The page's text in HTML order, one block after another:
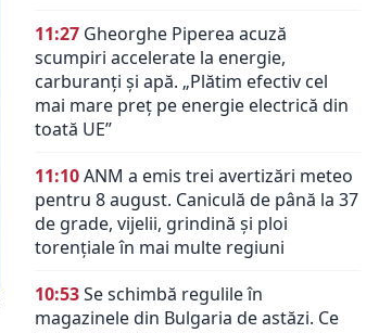
11:27 Gheorghe Piperea acuză
scumpiri accelerate la energie,
carburanți și apă. „Plătim efectiv cel
mai mare preț pe energie electrică din
toată UE”
11:10ANM a emis trei avertizări meteo
pentru 8 august. Caniculă de până la 37
de grade, vijelii, grindină și ploi
torențiale în mai multe regiuni
10:53Se schimbă regulile în
magazinele din Bulgaria de astăzi. Ce